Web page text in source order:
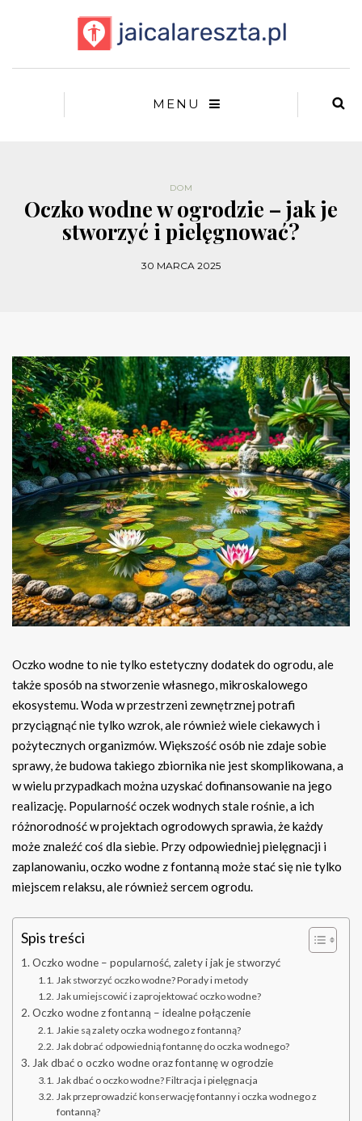
MENU
DOM
Oczko wodne w ogrodzie – jak je
stworzyć i pielęgnować?
30 MARCA 2025
Oczko wodne to nie tylko estetyczny dodatek do ogrodu, ale
także sposób na stworzenie własnego, mikroskalowego
ekosystemu. Woda w przestrzeni zewnętrznej potrafi
przyciągnąć nie tylko wzrok, ale również wiele ciekawych i
pożytecznych organizmów. Większość osób nie zdaje sobie
sprawy, że budowa takiego zbiornika nie jest skomplikowana, a
w wielu przypadkach można uzyskać dofinansowanie na jego
realizację. Popularność oczek wodnych stale rośnie, a ich
różnorodność w projektach ogrodowych sprawia, że każdy
może znaleźć coś dla siebie. Przy odpowiedniej pielęgnacji i
zaplanowaniu, oczko wodne z fontanną może stać się nie tylko
miejscem relaksu, ale również sercem ogrodu.
Spis treści
Oczko wodne – popularność, zalety i jak je stworzyć
Jak stworzyć oczko wodne? Porady i metody
Jak umiejscowić i zaprojektować oczko wodne?
Oczko wodne z fontanną – idealne połączenie
Jakie są zalety oczka wodnego z fontanną?
Jak dobrać odpowiednią fontannę do oczka wodnego?
Jak dbać o oczko wodne oraz fontannę w ogrodzie
Jak dbać o oczko wodne? Filtracja i pielęgnacja
Jak przeprowadzić konserwację fontanny i oczka wodnego z
fontanną?